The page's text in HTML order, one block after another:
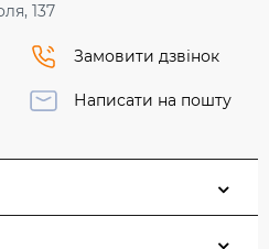
137
Замовити дзвінок
Написати на пошту